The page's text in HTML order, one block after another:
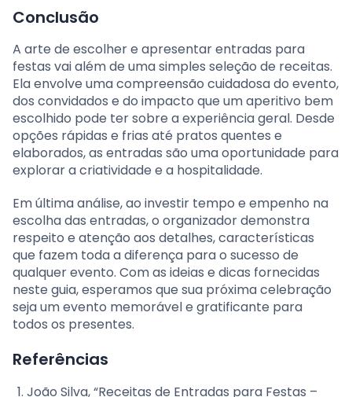
Conclusão
A arte de escolher e apresentar entradas para
festas vai além de uma simples seleção de receitas.
Ela envolve uma compreensão cuidadosa do evento,
dos convidados e do impacto que um aperitivo bem
escolhido pode ter sobre a experiência geral. Desde
opções rápidas e frias até pratos quentes e
elaborados, as entradas são uma oportunidade para
explorar a criatividade e a hospitalidade.
Em última análise, ao investir tempo e empenho na
escolha das entradas, o organizador demonstra
respeito e atenção aos detalhes, características
que fazem toda a diferença para o sucesso de
qualquer evento. Com as ideias e dicas fornecidas
neste guia, esperamos que sua próxima celebração
seja um evento memorável e gratificante para
todos os presentes.
Referências
João Silva, “Receitas de Entradas para Festas –